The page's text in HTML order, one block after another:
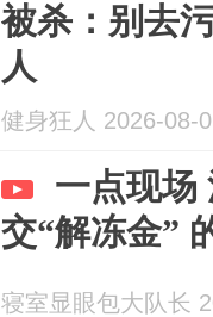
被杀：别去
人
健身狂人 2026-08-
一点现场
交“解冻金”
寝室显眼包大队长